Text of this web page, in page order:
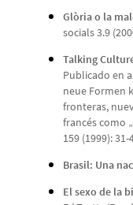
Glòria o la
socials 3.9
Talking
Publicado en
neue Formen
fronteras,
francés como
159 (1999): 31-
Brasil: Una
El sexo de la